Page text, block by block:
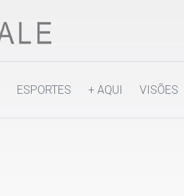
ESPORTES + AQUI VISÕES